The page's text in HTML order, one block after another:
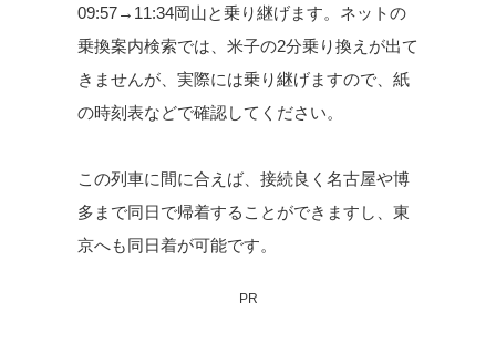
09:57→11:34岡山と乗り継げます。ネットの
乗換案内検索では、米子の2分乗り換えが出て
きませんが、実際には乗り継げますので、紙
の時刻表などで確認してください。
この列車に間に合えば、接続良く名古屋や博
多まで同日で帰着することができますし、東
京へも同日着が可能です。
PR